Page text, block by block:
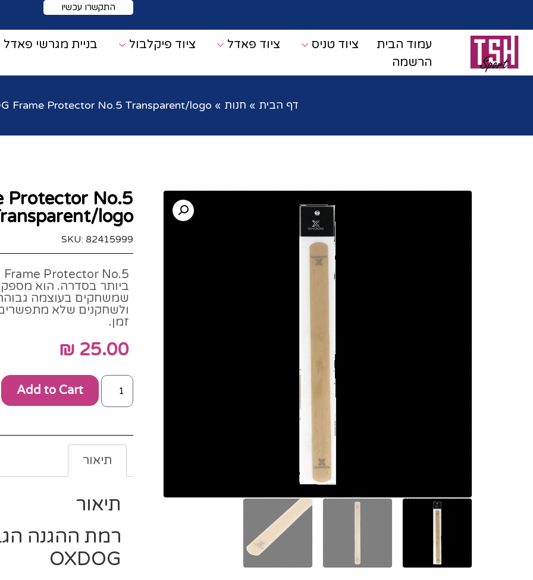
התקשרו עכשיו
עמוד הבית ציוד טניס ציוד פאדל ציוד פיקלבול בניית מגרשי פאדל
הרשמה
דף הבית » חנות »
Frame Protector No.5 Transparent/logo
Protector No.5
logo
SKU: 82415999
ביותר בסדרה. הוא
שמשחקים בעוצמה גבוהה.
ולשחקנים שלא
זמן.
₪ 25.00
Add to Cart
תיאור
תיאור
רמת ההגנה
OXDOG